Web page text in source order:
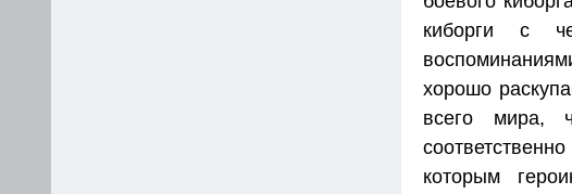
киборги с
хорошо
всего мира,
которым